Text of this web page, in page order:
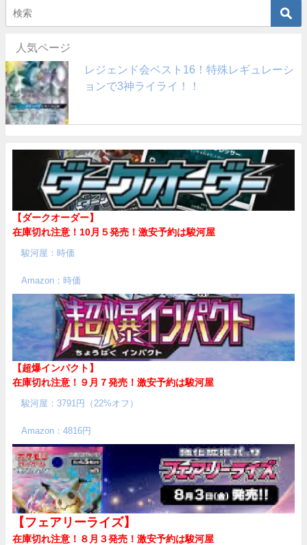
人気ページ
レジェンド会ベスト16！特殊レギュレーシ
ョンで3神ライライ！！
【ダークオーダー】
在庫切れ注意！10月５発売！ 激安予約は駿河屋
駿河屋：時価
Amazon：時価
【超爆インパクト】
在庫切れ注意！９月７発売！ 激安予約は駿河屋
駿河屋：3791円（22%オフ）
Amazon：4816円
【フェアリーライズ】
在庫切れ注意！８月３発売！ 激安予約は駿河屋